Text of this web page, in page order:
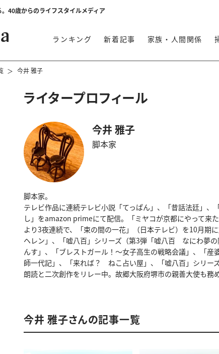
。40歳からのライフスタイルメディア
ランキング 新着記事 家族・人間関係
今井 雅子
ライタープロフィール
今井 雅子
脚本家
脚本家。
テレビ作品に連続テレビ小説「てっぱん」、「昔話法廷」、
し」をamazon primeにて配信。「ミヤコが京都にやって来
より3夜連続で、「束の間の一花」（日本テレビ）を10月期
ヘレン」、「嘘八百」シリーズ（第3弾「嘘八百 なにわ夢
んす」、「ブレストガール！〜女子高生の戦略会議」、「
師一代記」、「来れば？ ねこ占い屋」、「嘘八百」シリー
朗読と二次創作をリレー中。故郷大阪府堺市の親善大使も務
今井 雅子さんの記事一覧